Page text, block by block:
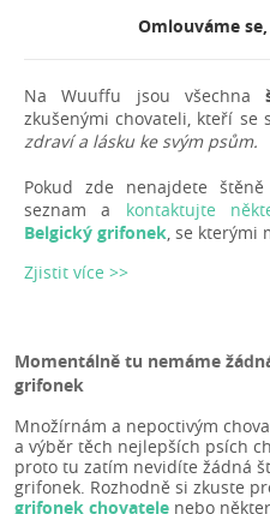
Omlouváme
Na Wuuffu jsou všechna
zkušenými chovateli, kteří
zdraví a lásku ke svým psům.
Pokud zde nenajdete
seznam a kontaktujte
Belgický grifonek, se kterými
Zjistit více >>
Momentálně tu nemáme
grifonek
Množírnám a nepoctivým
a výběr těch nejlepších psích
proto tu zatím nevidíte žádná
grifonek. Rozhodně si zkuste
grifonek chovatele nebo